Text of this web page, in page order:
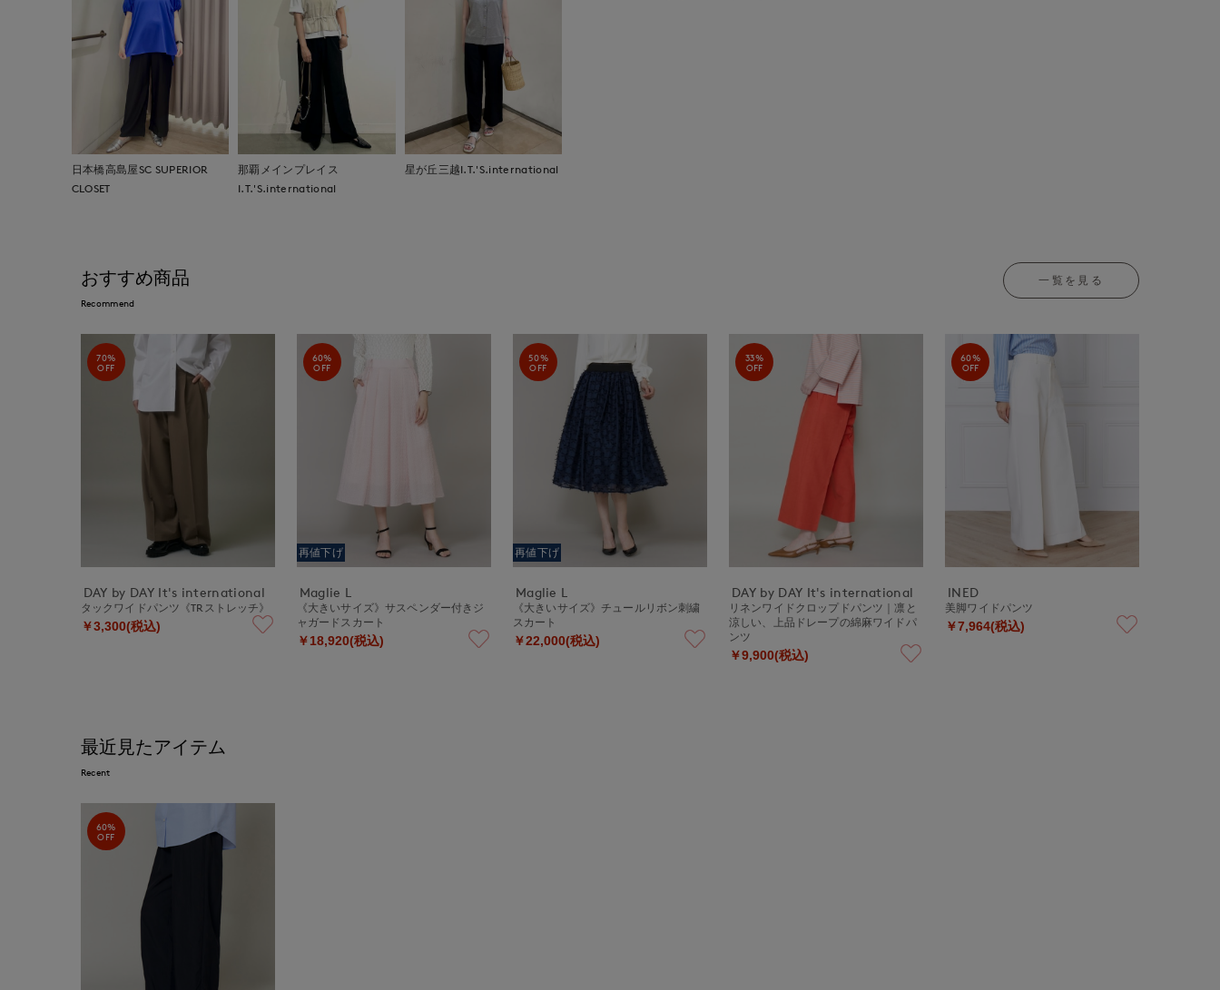
日本橋高島屋SC SUPERIOR
CLOSET
那覇メインプレイス
I.T.'S.international
星が丘三越I.T.'S.international
おすすめ商品
Recommend
一覧を見る
70%
OFF
DAY by DAY It's international
タックワイドパンツ《TRストレッチ》
￥3,300(税込)
60%
OFF
再値下げ
Maglie L
《大きいサイズ》サスペンダー付きジ
ャガードスカート
￥18,920(税込)
50%
OFF
再値下げ
Maglie L
《大きいサイズ》チュールリボン刺繍
スカート
￥22,000(税込)
33%
OFF
DAY by DAY It's international
リネンワイドクロップドパンツ｜凛と
涼しい、上品ドレープの綿麻ワイドパ
ンツ
￥9,900(税込)
60%
OFF
INED
美脚ワイドパンツ
￥7,964(税込)
最近見たアイテム
Recent
60%
OFF